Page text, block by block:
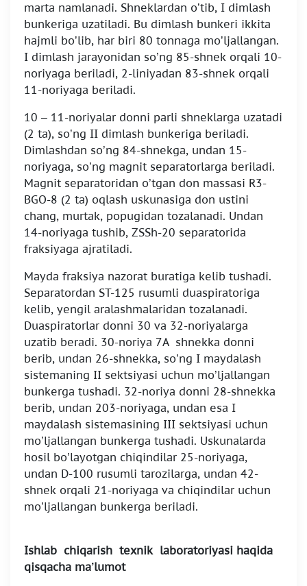
marta namlanadi. Shneklardan o’tib, I dimlash
bunkeriga uzatiladi. Bu dimlash bunkeri ikkita
hajmli bo’lib, har biri 80 tonnaga mo’ljallangan.
I dimlash jarayonidan so’ng 85-shnek orqali 10-
noriyaga beriladi, 2-liniyadan 83-shnek orqali
11-noriyaga beriladi.
10 – 11-noriyalar donni parli shneklarga uzatadi
(2 ta), so’ng II dimlash bunkeriga beriladi.
Dimlashdan so’ng 84-shnekga, undan 15-
noriyaga, so’ng magnit separatorlarga beriladi.
Magnit separatoridan o’tgan don massasi R3-
BGO-8 (2 ta) oqlash uskunasiga don ustini
chang, murtak, popugidan tozalanadi. Undan
14-noriyaga tushib, ZSSh-20 separatorida
fraksiyaga ajratiladi.
Mayda fraksiya nazorat buratiga kelib tushadi.
Separatordan ST-125 rusumli duaspiratoriga
kelib, yengil aralashmalaridan tozalanadi.
Duaspiratorlar donni 30 va 32-noriyalarga
uzatib beradi. 30-noriya 7A shnekka donni
berib, undan 26-shnekka, so’ng I maydalash
sistemaning II sektsiyasi uchun mo’ljallangan
bunkerga tushadi. 32-noriya donni 28-shnekka
berib, undan 203-noriyaga, undan esa I
maydalash sistemasining III sektsiyasi uchun
mo’ljallangan bunkerga tushadi. Uskunalarda
hosil bo’layotgan chiqindilar 25-noriyaga,
undan D-100 rusumli tarozilarga, undan 42-
shnek orqali 21-noriyaga va chiqindilar uchun
mo’ljallangan bunkerga beriladi.
Ishlab chiqarish texnik laboratoriyasi haqida
qisqacha ma’lumot